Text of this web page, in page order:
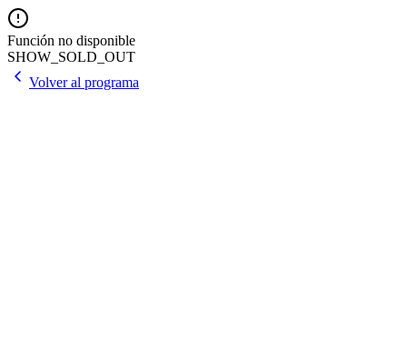
Función no disponible
SHOW_SOLD_OUT
Volver al programa